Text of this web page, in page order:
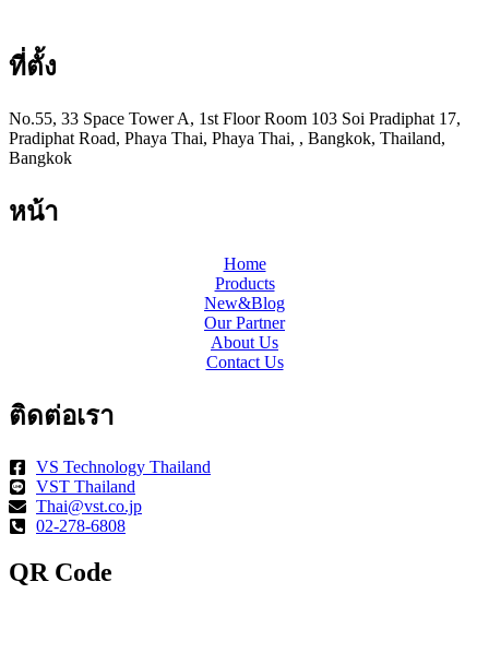
ที่ตั้ง
No.55, 33 Space Tower A, 1st Floor Room 103 Soi Pradiphat 17,
Pradiphat Road, Phaya Thai, Phaya Thai, , Bangkok, Thailand,
Bangkok
หน้า
Home
Products
New&Blog
Our Partner
About Us
Contact Us
ติดต่อเรา
VS Technology Thailand
VST Thailand
Thai@vst.co.jp
02-278-6808
QR Code